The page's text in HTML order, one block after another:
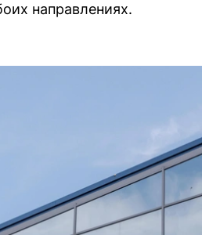
направлениях.